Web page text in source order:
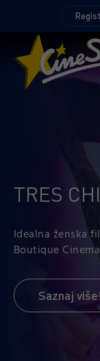
TRES
Idealna ženska
Boutique
Saznaj više!